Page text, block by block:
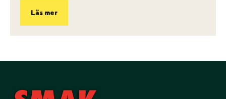
Läs mer